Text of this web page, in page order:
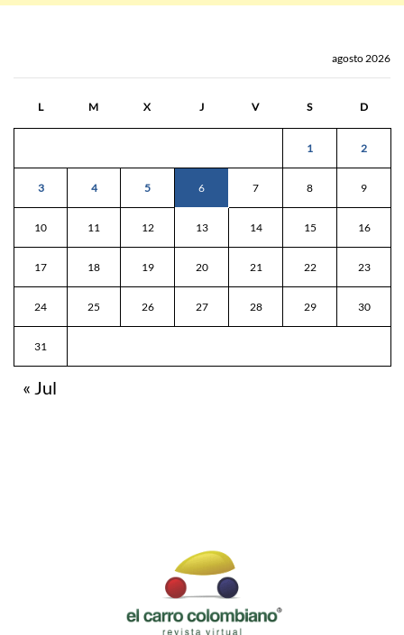
agosto 2026
L M X J V S D
1 2
3 4 5 6 7 8 9
10 11 12 13 14 15 16
17 18 19 20 21 22 23
24 25 26 27 28 29 30
31
« Jul